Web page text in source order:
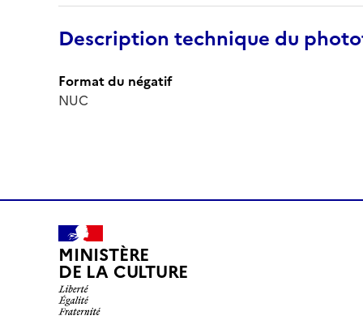
Description technique du
Format du négatif
NUC
MINISTÈRE
DE LA CULTURE